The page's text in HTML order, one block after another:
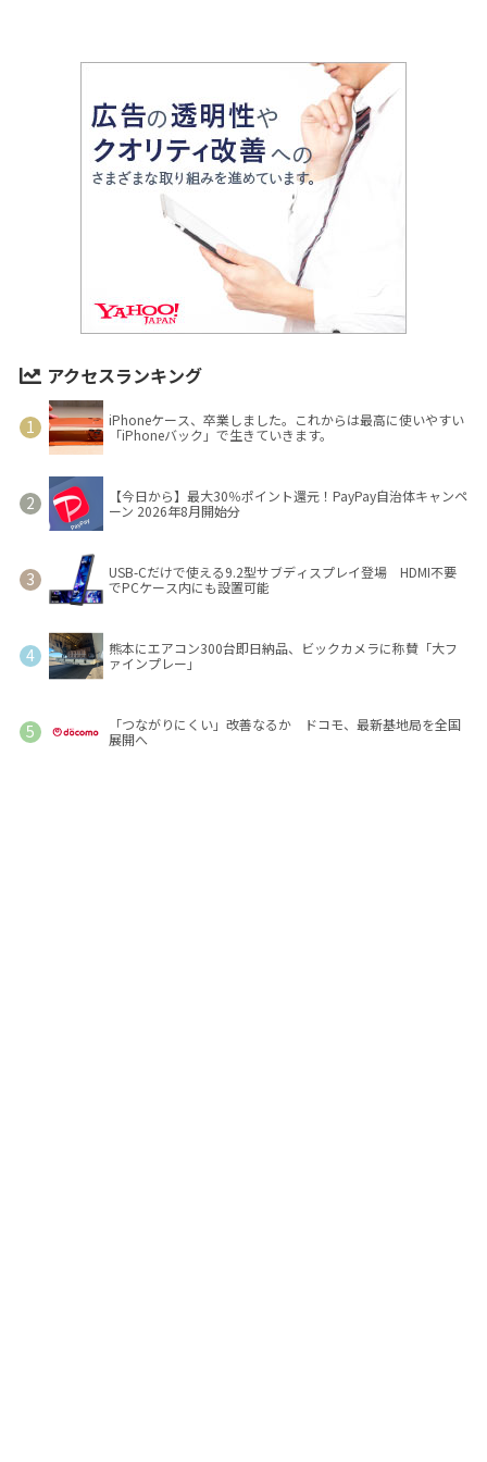
アクセスランキング
iPhoneケース、卒業しました。これからは最高に使いやすい
「iPhoneバック」で生きていきます。
【今日から】最大30％ポイント還元！PayPay自治体キャンペ
ーン 2026年8月開始分
USB-Cだけで使える9.2型サブディスプレイ登場 HDMI不要
でPCケース内にも設置可能
熊本にエアコン300台即日納品、ビックカメラに称賛「大フ
ァインプレー」
「つながりにくい」改善なるか ドコモ、最新基地局を全国
展開へ